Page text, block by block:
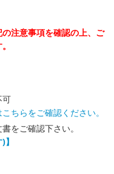
注意事項を確認の上、ご
可
ちらをご確認ください。
をご確認下さい。